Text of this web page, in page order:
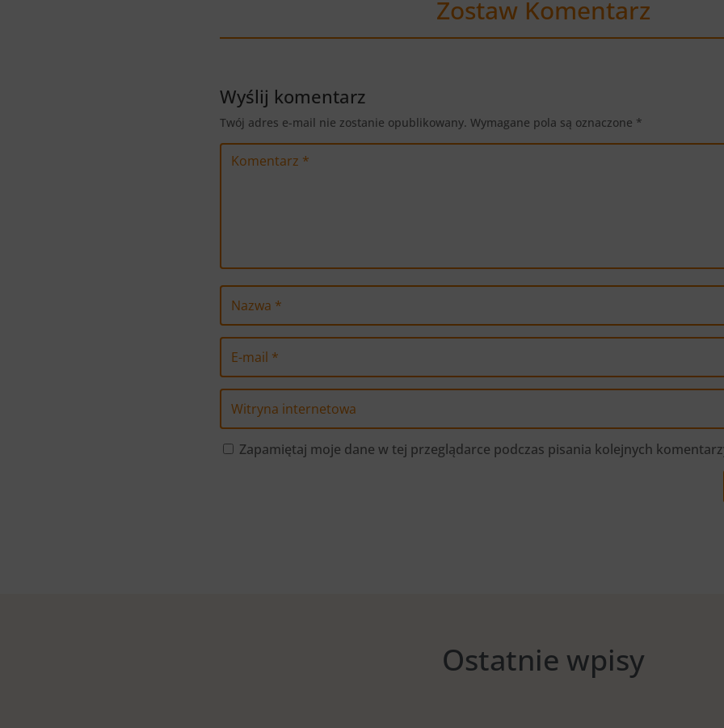
Zostaw Komentarz
Wyślij komentarz
Twój adres e-mail nie zostanie opublikowany. Wymagane pola są oznaczone *
Zapamiętaj moje dane w tej przeglądarce podczas pisania kolejnych
Ostatnie wpisy